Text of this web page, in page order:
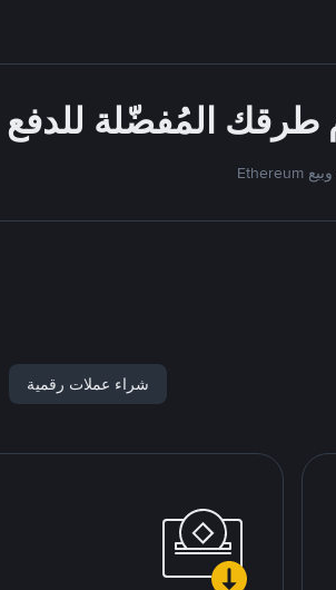
شراء عملات رقمية